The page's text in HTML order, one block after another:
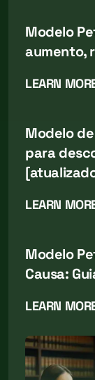
Modelo
aumento,
LEARN
Modelo
para
LEARN
Modelo
Causa:
LEARN